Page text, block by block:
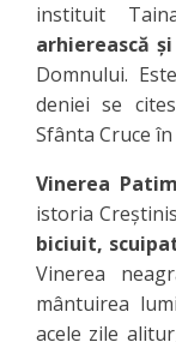
instituit
arhierească
Domnului.
deniei se
Sfânta Cruce
Vinerea
istoria
biciuit,
Vinerea
mântuirea
acele zile